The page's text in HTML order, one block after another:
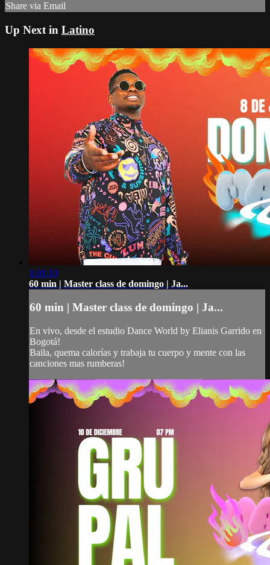
Share via Email
Up Next in Latino
1:01:10
60 min | Master class de domingo | Ja...
60 min | Master class de domingo | Ja...
En vivo, desde el estudio Dance World by Elianis Garrido en
Bogotá!
Baila, quema calorías y trabaja tu cuerpo y mente con las
canciones mas rumberas!